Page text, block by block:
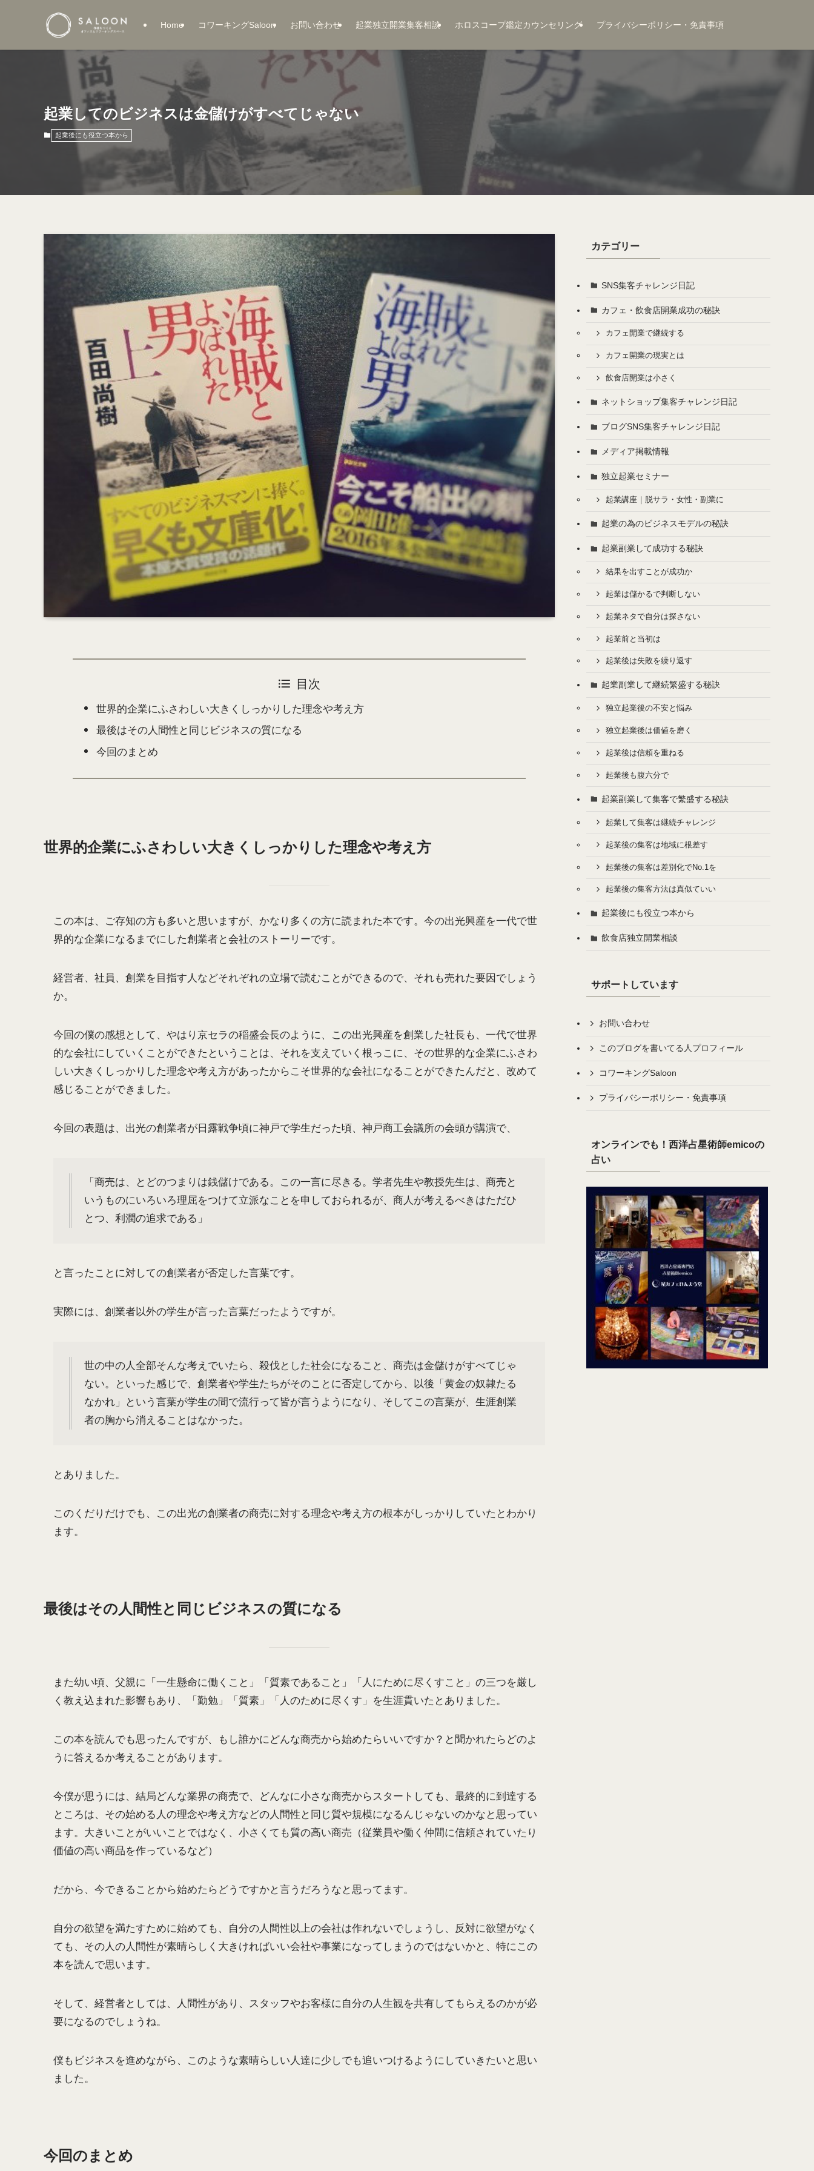
Home コワーキングSaloon お問い合わせ 起業独立開業集客相談 ホロスコープ鑑定カウンセリング プライバシーポリシー・免責事項
起業してのビジネスは金儲けがすべてじゃない
起業後にも役立つ本から
目次
世界的企業にふさわしい大きくしっかりした理念や考え方
最後はその人間性と同じビジネスの質になる
今回のまとめ
世界的企業にふさわしい大きくしっかりした理念や考え方
この本は、ご存知の方も多いと思いますが、かなり多くの方に読まれた本です。今の出光興産を一代で世
界的な企業になるまでにした創業者と会社のストーリーです。
経営者、社員、創業を目指す人などそれぞれの立場で読むことができるので、それも売れた要因でしょう
か。
今回の僕の感想として、やはり京セラの稲盛会長のように、この出光興産を創業した社長も、一代で世界
的な会社にしていくことができたということは、それを支えていく根っこに、その世界的な企業にふさわ
しい大きくしっかりした理念や考え方があったからこそ世界的な会社になることができたんだと、改めて
感じることができました。
今回の表題は、出光の創業者が日露戦争頃に神戸で学生だった頃、神戸商工会議所の会頭が講演で、
「商売は、とどのつまりは銭儲けである。この一言に尽きる。学者先生や教授先生は、商売と
いうものにいろいろ理屈をつけて立派なことを申しておられるが、商人が考えるべきはただひ
とつ、利潤の追求である」
と言ったことに対しての創業者が否定した言葉です。
実際には、創業者以外の学生が言った言葉だったようですが。
世の中の人全部そんな考えでいたら、殺伐とした社会になること、商売は金儲けがすべてじゃ
ない。といった感じで、創業者や学生たちがそのことに否定してから、以後「黄金の奴隷たる
なかれ」という言葉が学生の間で流行って皆が言うようになり、そしてこの言葉が、生涯創業
者の胸から消えることはなかった。
とありました。
このくだりだけでも、この出光の創業者の商売に対する理念や考え方の根本がしっかりしていたとわかり
ます。
最後はその人間性と同じビジネスの質になる
また幼い頃、父親に「一生懸命に働くこと」「質素であること」「人にために尽くすこと」の三つを厳し
く教え込まれた影響もあり、「勤勉」「質素」「人のために尽くす」を生涯貫いたとありました。
この本を読んでも思ったんですが、もし誰かにどんな商売から始めたらいいですか？と聞かれたらどのよ
うに答えるか考えることがあります。
今僕が思うには、結局どんな業界の商売で、どんなに小さな商売からスタートしても、最終的に到達する
ところは、その始める人の理念や考え方などの人間性と同じ質や規模になるんじゃないのかなと思ってい
ます。大きいことがいいことではなく、小さくても質の高い商売（従業員や働く仲間に信頼されていたり
価値の高い商品を作っているなど）
だから、今できることから始めたらどうですかと言うだろうなと思ってます。
自分の欲望を満たすために始めても、自分の人間性以上の会社は作れないでしょうし、反対に欲望がなく
ても、その人の人間性が素晴らしく大きければいい会社や事業になってしまうのではないかと、特にこの
本を読んで思います。
そして、経営者としては、人間性があり、スタッフやお客様に自分の人生観を共有してもらえるのかが必
要になるのでしょうね。
僕もビジネスを進めながら、このような素晴らしい人達に少しでも追いつけるようにしていきたいと思い
ました。
今回のまとめ
カテゴリー
SNS集客チャレンジ日記
カフェ・飲食店開業成功の秘訣
カフェ開業で継続する
カフェ開業の現実とは
飲食店開業は小さく
ネットショップ集客チャレンジ日記
ブログSNS集客チャレンジ日記
メディア掲載情報
独立起業セミナー
起業講座｜脱サラ・女性・副業に
起業の為のビジネスモデルの秘訣
起業副業して成功する秘訣
結果を出すことが成功か
起業は儲かるで判断しない
起業ネタで自分は探さない
起業前と当初は
起業後は失敗を繰り返す
起業副業して継続繁盛する秘訣
独立起業後の不安と悩み
独立起業後は価値を磨く
起業後は信頼を重ねる
起業後も腹六分で
起業副業して集客で繁盛する秘訣
起業して集客は継続チャレンジ
起業後の集客は地域に根差す
起業後の集客は差別化でNo.1を
起業後の集客方法は真似ていい
起業後にも役立つ本から
飲食店独立開業相談
サポートしています
お問い合わせ
このブログを書いてる人プロフィール
コワーキングSaloon
プライバシーポリシー・免責事項
オンラインでも！西洋占星術師emicoの
占い